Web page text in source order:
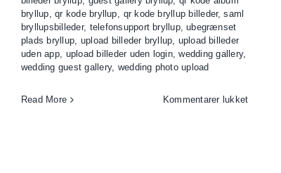
bryllup,qr kode bryllup, qr kode bryllup billeder,saml
bryllupsbilleder, telefonsupport bryllup,ubegrænset
plads bryllup, upload billeder bryllup, upload billeder
uden app, upload billeder uden login,wedding gallery,
wedding guest gallery, wedding photo upload
Read More Kommentarer lukkettil